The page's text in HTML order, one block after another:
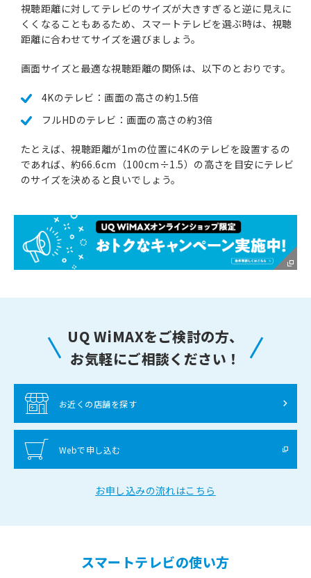
視聴距離に対してテレビのサイズが大きすぎると逆に見えに
くくなることもあるため、スマートテレビを選ぶ時は、視聴
距離に合わせてサイズを選びましょう。
画面サイズと最適な視聴距離の関係は、以下のとおりです。
4Kのテレビ：画面の高さの約1.5倍
フルHDのテレビ：画面の高さの約3倍
たとえば、視聴距離が1mの位置に4Kのテレビを設置するの
であれば、約66.6cm（100cm÷1.5）の高さを目安にテレビ
のサイズを決めると良いでしょう。
UQ WiMAXをご検討の方、
お気軽にご相談ください！
お近くの店舗を探す
Webで申し込む
お申し込みの流れはこちら
スマートテレビの使い方